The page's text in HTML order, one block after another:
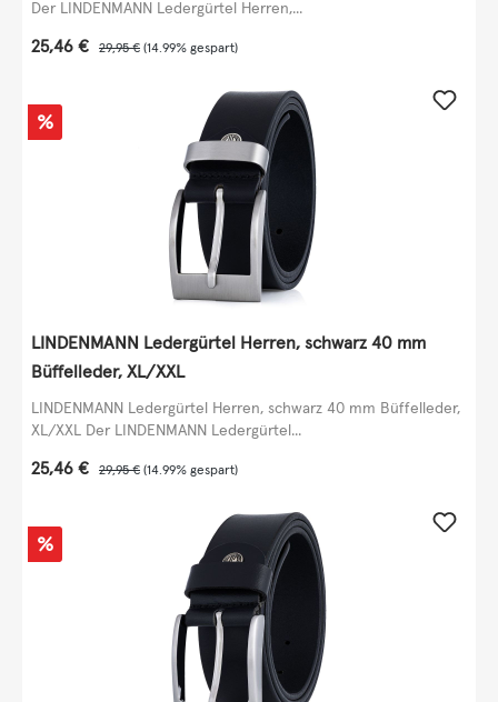
Der LINDENMANN Ledergürtel Herren,...
Verkaufspreis:
25,46 € Regulärer Preis:
29,95 € (14.99% gespart)
Rabatt
%
LINDENMANN Ledergürtel Herren, schwarz 40 mm
Büffelleder, XL/XXL
LINDENMANN Ledergürtel Herren, schwarz 40 mm Büffelleder,
XL/XXL Der LINDENMANN Ledergürtel...
Verkaufspreis:
25,46 € Regulärer Preis:
29,95 € (14.99% gespart)
Rabatt
%